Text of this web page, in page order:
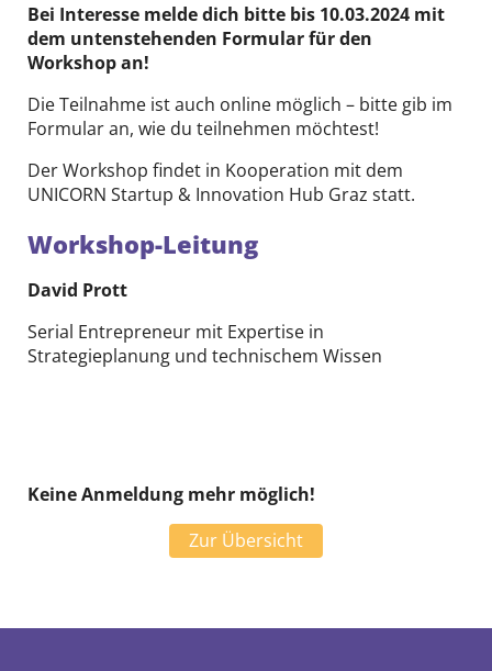
Bei Interesse melde dich bitte bis 10.03.2024 mit
dem untenstehenden Formular für den
Workshop an!
Die Teilnahme ist auch online möglich – bitte gib im
Formular an, wie du teilnehmen möchtest!
Der Workshop findet in Kooperation mit dem
UNICORN Startup & Innovation Hub Graz statt.
Workshop-Leitung
David Prott
Serial Entrepreneur mit Expertise in
Strategieplanung und technischem Wissen
Keine Anmeldung mehr möglich!
Zur Übersicht